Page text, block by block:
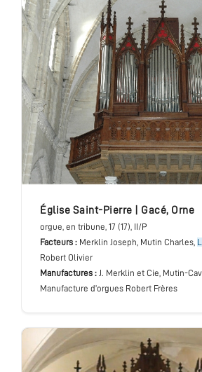
église Saint-Pierre Gacé, Orne
orgue, en tribune, 17 (17), II/P
Facteurs : Merklin Joseph, Mutin Charles,
Robert Olivier
Manufactures :
J. Merklin et Cie, Mutin-
Manufacture d’orgues Robert Frères